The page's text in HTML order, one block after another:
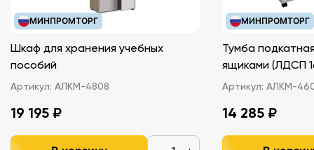
МИНПРОМТОРГ
Шкаф для хранения учебных
пособий
Артикул: АЛКМ-4808
19 195 ₽
МИНПРОМТОРГ
Тумба
ящиками
Артикул: АЛКМ-
14 285 ₽